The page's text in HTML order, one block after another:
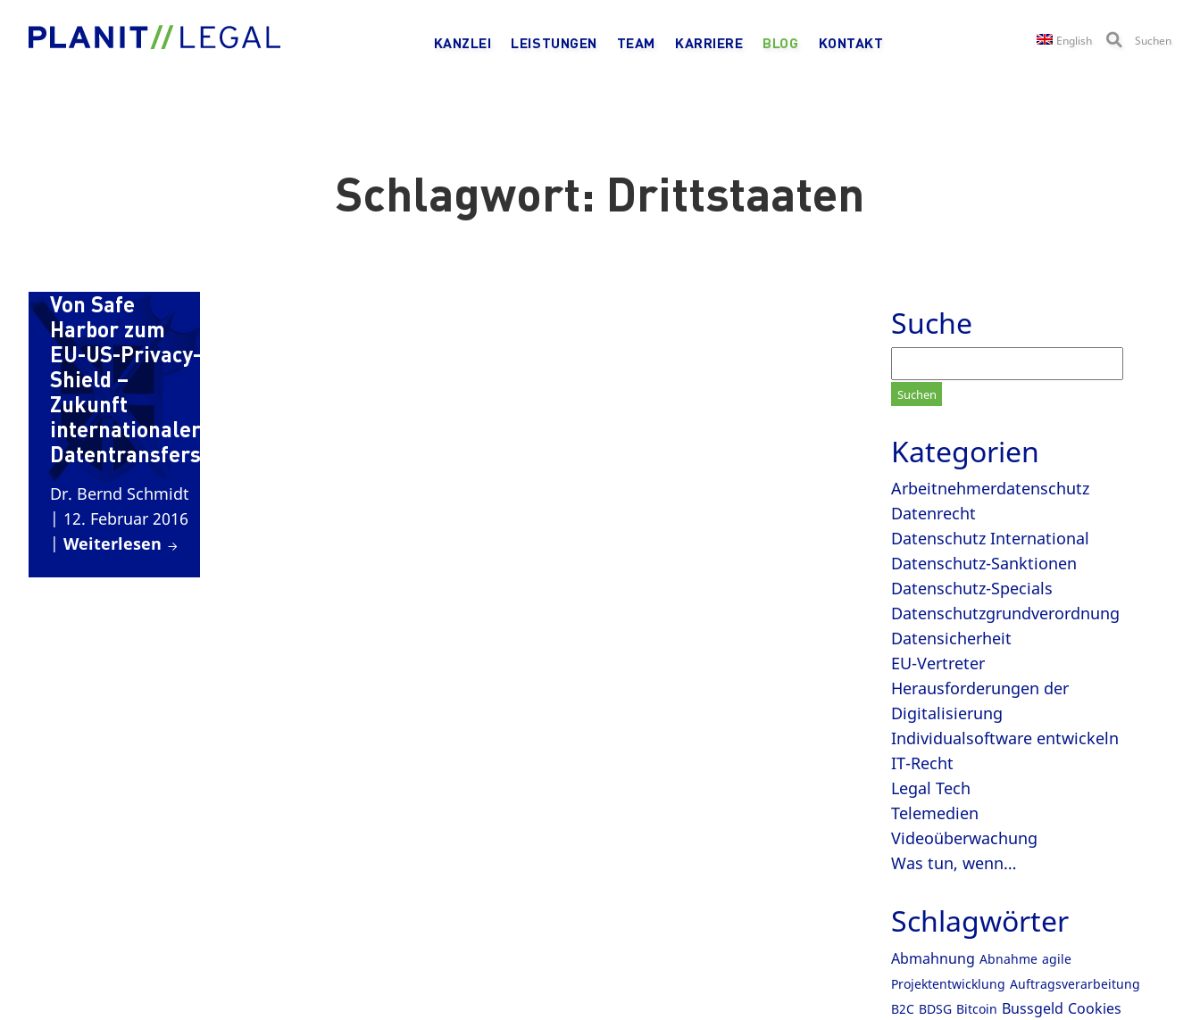
KANZLEI LEISTUNGEN TEAM KARRIERE BLOG KONTAKT English Suchen
Schlagwort: Drittstaaten
Von Safe
Harbor zum
EU-US-Privacy-
Shield –
Zukunft
internationaler
Datentransfers
Dr. Bernd Schmidt
| 12. Februar 2016
| Weiterlesen
Suche
nach:
Kategorien
Arbeitnehmerdatenschutz
Datenrecht
Datenschutz International
Datenschutz-Sanktionen
Datenschutz-Specials
Datenschutzgrundverordnung
Datensicherheit
EU-Vertreter
Herausforderungen der
Digitalisierung
Individualsoftware entwickeln
IT-Recht
Legal Tech
Telemedien
Videoüberwachung
Was tun, wenn…
Schlagwörter
Abmahnung Abnahme agile
Projektentwicklung Auftragsverarbeitung
B2C BDSG Bitcoin Bussgeld Cookies